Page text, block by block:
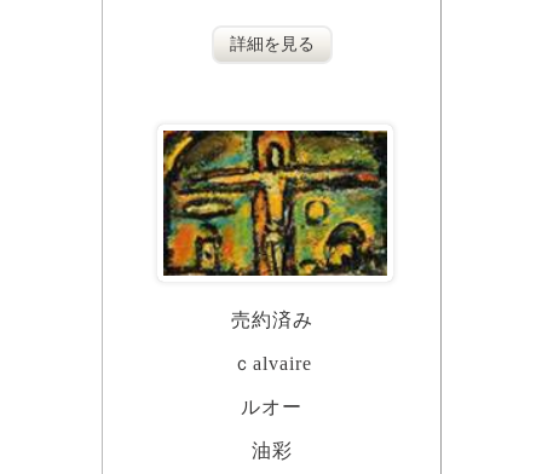
詳細を見る
売約済み
ｃalvaire
ルオー
油彩